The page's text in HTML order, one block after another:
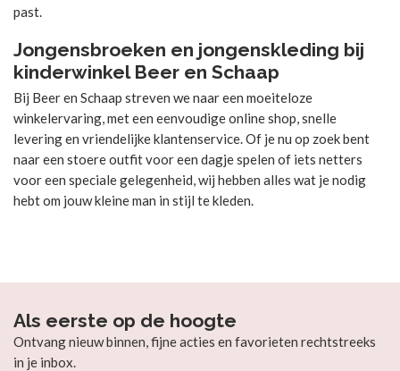
past.
Jongensbroeken en jongenskleding bij
kinderwinkel Beer en Schaap
Bij Beer en Schaap streven we naar een moeiteloze
winkelervaring, met een eenvoudige online shop, snelle
levering en vriendelijke klantenservice. Of je nu op zoek bent
naar een stoere outfit voor een dagje spelen of iets netters
voor een speciale gelegenheid, wij hebben alles wat je nodig
hebt om jouw kleine man in stijl te kleden.
Als eerste op de hoogte
Ontvang nieuw binnen, fijne acties en favorieten rechtstreeks
in je inbox.